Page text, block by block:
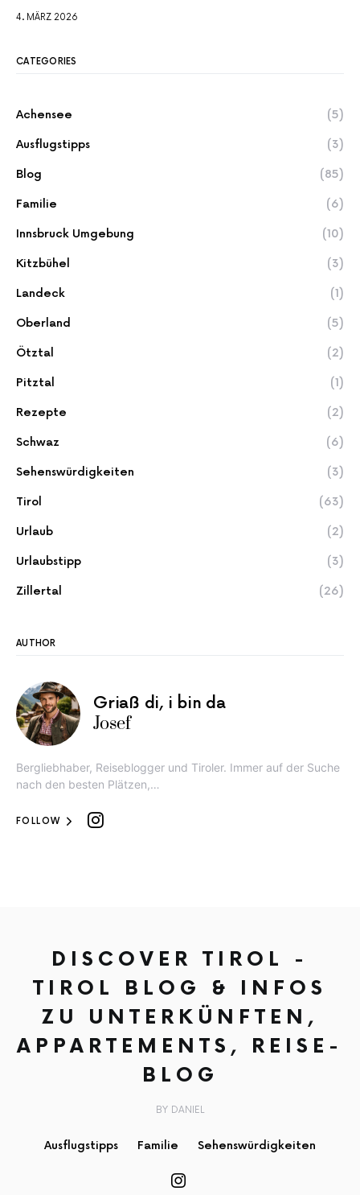
4. MÄRZ 2026
CATEGORIES
Achensee (5)
Ausflugstipps (3)
Blog (85)
Familie (6)
Innsbruck Umgebung (10)
Kitzbühel (3)
Landeck (1)
Oberland (5)
Ötztal (2)
Pitztal (1)
Rezepte (2)
Schwaz (6)
Sehenswürdigkeiten (3)
Tirol (63)
Urlaub (2)
Urlaubstipp (3)
Zillertal (26)
AUTHOR
Griaß di, i bin da
Josef
Bergliebhaber, Reiseblogger und Tiroler. Immer auf der Suche
nach den besten Plätzen,…
FOLLOW
DISCOVER TIROL -
TIROL BLOG & INFOS
ZU UNTERKÜNFTEN,
APPARTEMENTS, REISE-
BLOG
BY DANIEL
Ausflugstipps Familie Sehenswürdigkeiten